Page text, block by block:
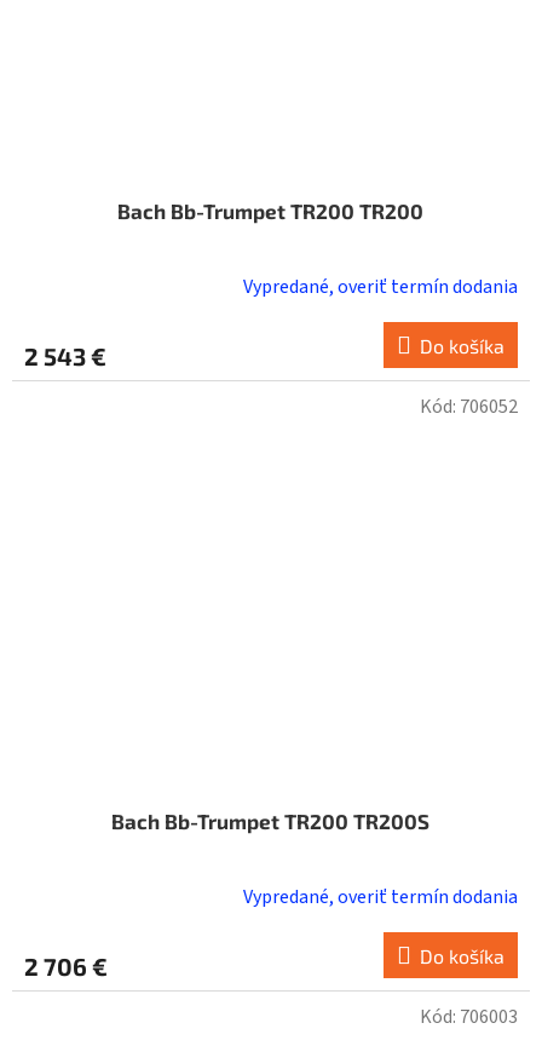
Bach Bb-Trumpet TR200 TR200
Vypredané, overiť termín dodania
2 543 € Do košíka
Bach Bb-Trumpet TR200 TR200S
Vypredané, overiť termín dodania
2 706 € Do košíka
Kód: 706052
Kód: 706003